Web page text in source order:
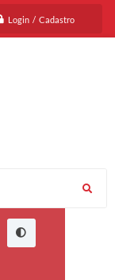
Login / Cadastro